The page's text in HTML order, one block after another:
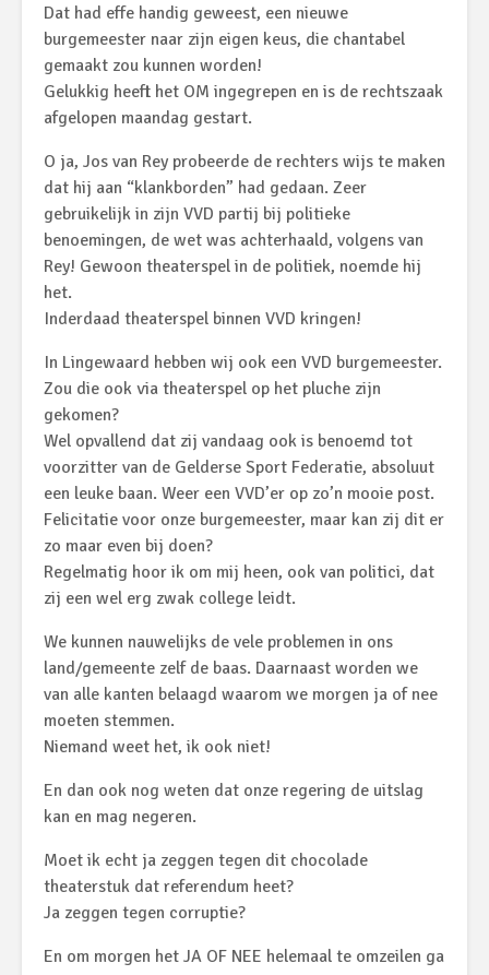
Dat had effe handig geweest, een nieuwe
burgemeester naar zijn eigen keus, die chantabel
gemaakt zou kunnen worden!
Gelukkig heeft het OM ingegrepen en is de rechtszaak
afgelopen maandag gestart.
O ja, Jos van Rey probeerde de rechters wijs te maken
dat hij aan “klankborden” had gedaan. Zeer
gebruikelijk in zijn VVD partij bij politieke
benoemingen, de wet was achterhaald, volgens van
Rey! Gewoon theaterspel in de politiek, noemde hij
het.
Inderdaad theaterspel binnen VVD kringen!
In Lingewaard hebben wij ook een VVD burgemeester.
Zou die ook via theaterspel op het pluche zijn
gekomen?
Wel opvallend dat zij vandaag ook is benoemd tot
voorzitter van de Gelderse Sport Federatie, absoluut
een leuke baan. Weer een VVD’er op zo’n mooie post.
Felicitatie voor onze burgemeester, maar kan zij dit er
zo maar even bij doen?
Regelmatig hoor ik om mij heen, ook van politici, dat
zij een wel erg zwak college leidt.
We kunnen nauwelijks de vele problemen in ons
land/gemeente zelf de baas. Daarnaast worden we
van alle kanten belaagd waarom we morgen ja of nee
moeten stemmen.
Niemand weet het, ik ook niet!
En dan ook nog weten dat onze regering de uitslag
kan en mag negeren.
Moet ik echt ja zeggen tegen dit chocolade
theaterstuk dat referendum heet?
Ja zeggen tegen corruptie?
En om morgen het JA OF NEE helemaal te omzeilen ga